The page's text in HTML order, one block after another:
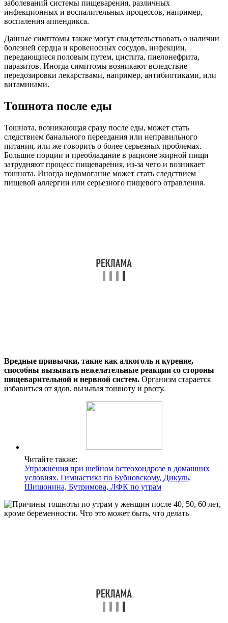
заболеваний системы пищеварения, различных
инфекционных и воспалительных процессов, например,
воспаления аппендикса.
Данные симптомы также могут свидетельствовать о наличии
болезней сердца и кровеносных сосудов, инфекции,
передающиеся половым путем, цистита, пиелонефрита,
паразитов. Иногда симптомы возникают вследствие
передозировки лекарствами, например, антибиотиками, или
витаминами.
Тошнота после еды
Тошнота, возникающая сразу после еды, может стать
следствием банального переедания или неправильного
питания, или же говорить о более серьезных проблемах.
Большие порции и преобладание в рационе жирной пищи
затрудняют процесс пищеварения, из-за чего и возникает
тошнота. Иногда недомогание может стать следствием
пищевой аллергии или серьезного пищевого отравления.
Вредные привычки, такие как алкоголь и курение,
способны вызывать нежелательные реакции со стороны
пищеварительной и нервной систем. Организм старается
избавиться от ядов, вызывая тошноту и рвоту.
Читайте также:
Упражнения при шейном остеохондрозе в домашних
условиях. Гимнастика по Бубновскому, Дикуль,
Шишонина, Бутримова, ЛФК по утрам